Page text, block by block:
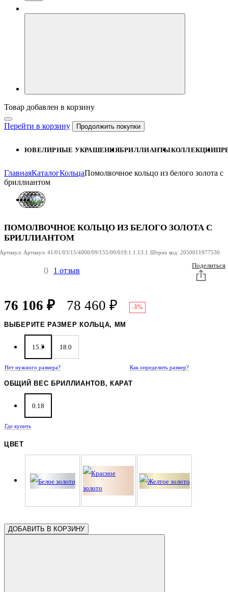
Товар добавлен в корзину
Перейти в корзину Продолжить покупки
ЮВЕЛИРНЫЕ УКРАШЕНИЯБРИЛЛИАНТЫКОЛЛЕКЦИИ
ГлавнаяКаталогКольцаПомолвочное кольцо из белого золота с
бриллиантом
ПОМОЛВОЧНОЕ КОЛЬЦО ИЗ БЕЛОГО ЗОЛОТА С
БРИЛЛИАНТОМ
Артикул: Артикул: 41/01/03/15/4000/09/155/09/019:1.1.13.1 Штрих код: 2050011977530
0 1 отзыв
Поделиться
76 106 ₽ 78 460 ₽ -3%
ВЫБЕРИТЕ РАЗМЕР КОЛЬЦА, ММ
15.7 18.0
Нет нужного размера? Как определить размер?
ОБЩИЙ ВЕС БРИЛЛИАНТОВ, КАРАТ
0.18
Где купить
ЦВЕТ
ДОБАВИТЬ В КОРЗИНУ